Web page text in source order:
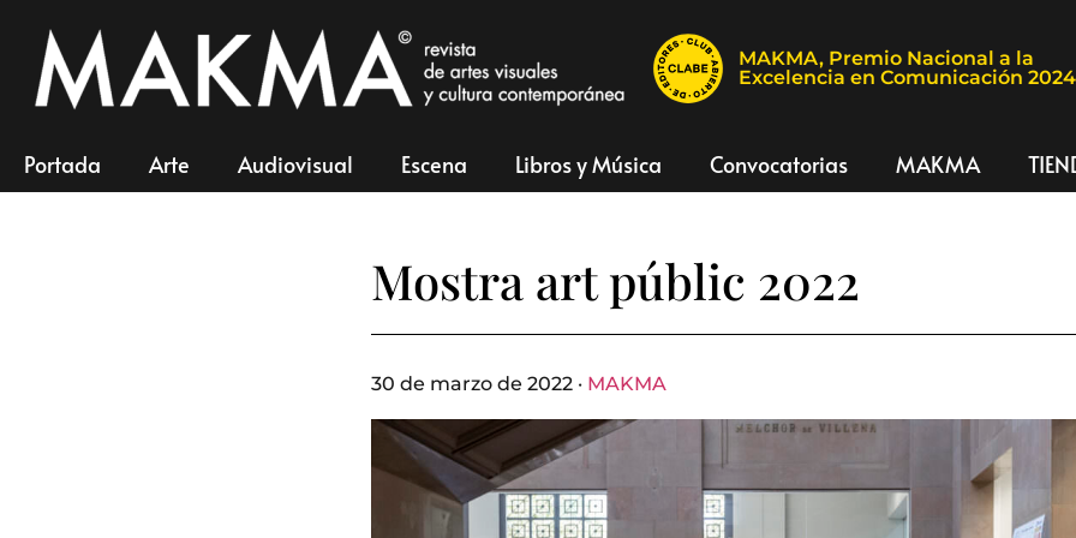
MAKMA, Premio Nacional a la
Excelencia en Comunicación 2024
Portada Arte Audiovisual Escena Libros y Música Convocatorias MAKMA
Mostra art públic 2022
30 de marzo de 2022 · MAKMA